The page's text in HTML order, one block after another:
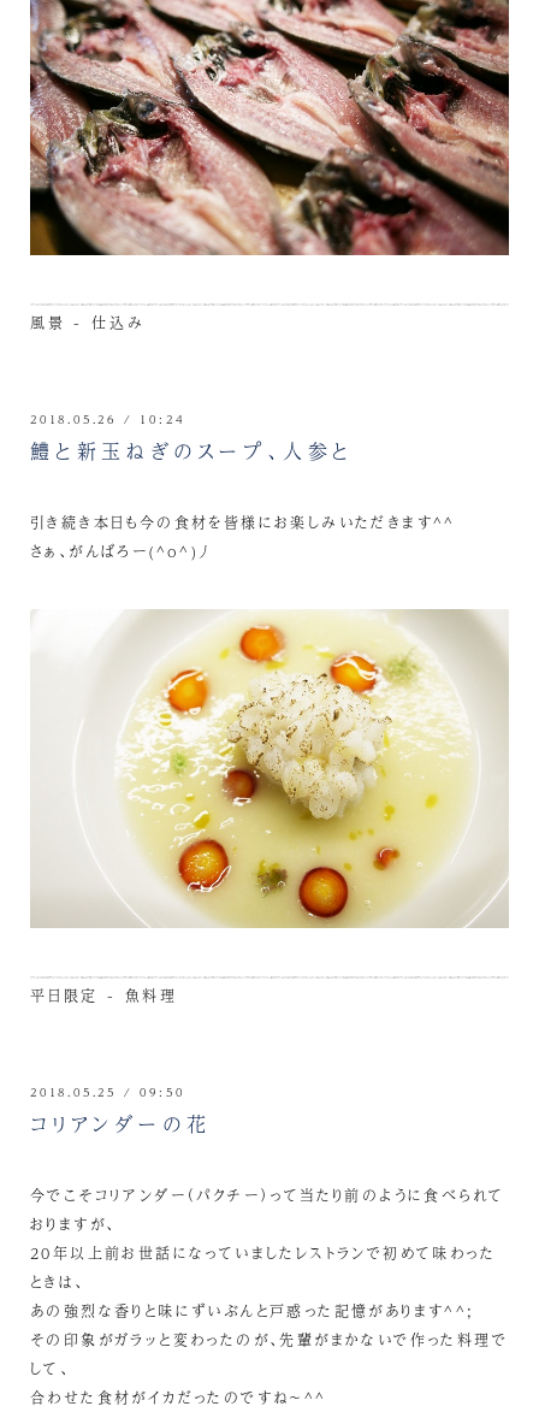
風景 - 仕込み
2018.05.26 / 10:24
鱧と新玉ねぎのスープ、人参と
引き続き本日も今の食材を皆様にお楽しみいただきます^^
さぁ、がんばろー(^o^)丿
平日限定 - 魚料理
2018.05.25 / 09:50
コリアンダーの花
今でこそコリアンダー（パクチー）って当たり前のように食べられて
おりますが、
20年以上前お世話になっていましたレストランで初めて味わった
ときは、
あの強烈な香りと味にずいぶんと戸惑った記憶があります^^;
その印象がガラッと変わったのが、先輩がまかないで作った料理で
して、
合わせた食材がイカだったのですね～^^